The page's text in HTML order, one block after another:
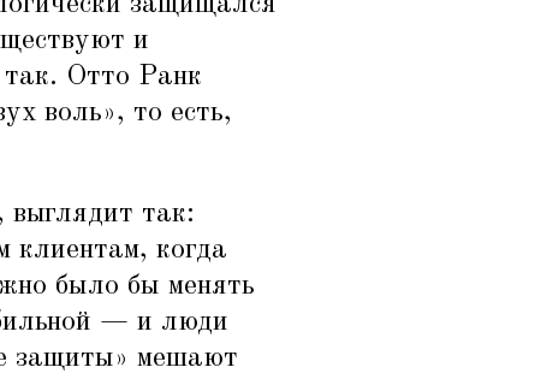
и
Отто Ранк
воль», то есть,
выглядит так:
клиентам, когда
было бы менять
— и люди
защиты» мешают